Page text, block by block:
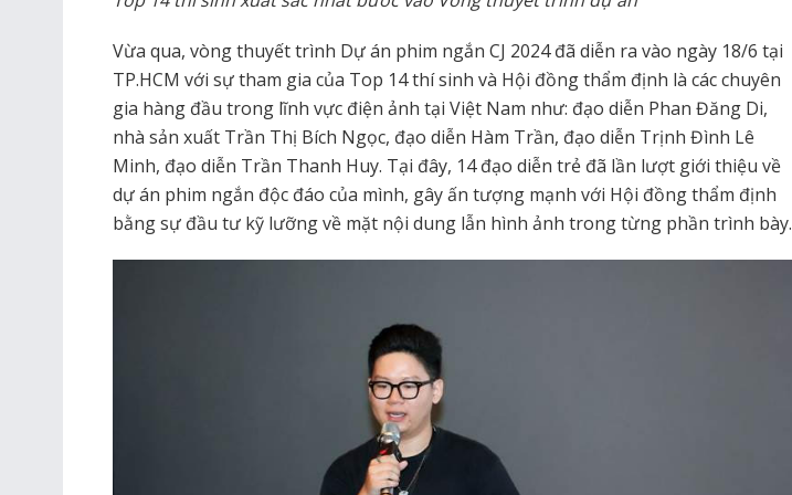
Vừa qua, vòng thuyết trình Dự án phim ngắn CJ 2024 đã diễn ra vào ngày 18/6 tại
TP.HCM với sự tham gia của Top 14 thí sinh và Hội đồng thẩm định là các chuyên
gia hàng đầu trong lĩnh vực điện ảnh tại Việt Nam như: đạo diễn Phan Đăng Di,
nhà sản xuất Trần Thị Bích Ngọc, đạo diễn Hàm Trần, đạo diễn Trịnh Đình Lê
Minh, đạo diễn Trần Thanh Huy. Tại đây, 14 đạo diễn trẻ đã lần lượt giới thiệu về
dự án phim ngắn độc đáo của mình, gây ấn tượng mạnh với Hội đồng thẩm định
bằng sự đầu tư kỹ lưỡng về mặt nội dung lẫn hình ảnh trong từng phần trình bày.